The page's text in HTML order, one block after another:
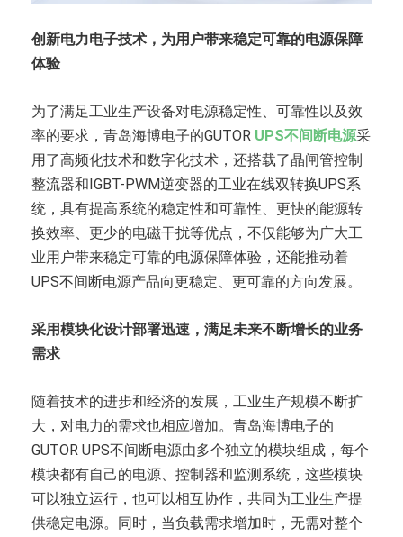
创新电力电子技术， 为用户带来稳定可靠的电源保障
体验
为了满足工业生产设备对电源稳定性、可靠性以及效
率的要求，青岛海博电子的GUTOR UPS不间断电源采
用了高频化技术和数字化技术，还搭载了晶闸管控制
整流器和IGBT-PWM逆变器的工业在线双转换UPS系
统，具有提高系统的稳定性和可靠性、更快的能源转
换效率、更少的电磁干扰等优点，不仅能够为广大工
业用户带来稳定可靠的电源保障体验，还能推动着
UPS不间断电源产品向更稳定、更可靠的方向发展。
采用模块化设计部署迅速，满足未来不断增长的业务
需求
随着技术的进步和经济的发展，工业生产规模不断扩
大，对电力的需求也相应增加。青岛海博电子的
GUTOR UPS不间断电源由多个独立的模块组成，每个
模块都有自己的电源、控制器和监测系统，这些模块
可以独立运行，也可以相互协作，共同为工业生产提
供稳定电源。同时，当负载需求增加时，无需对整个